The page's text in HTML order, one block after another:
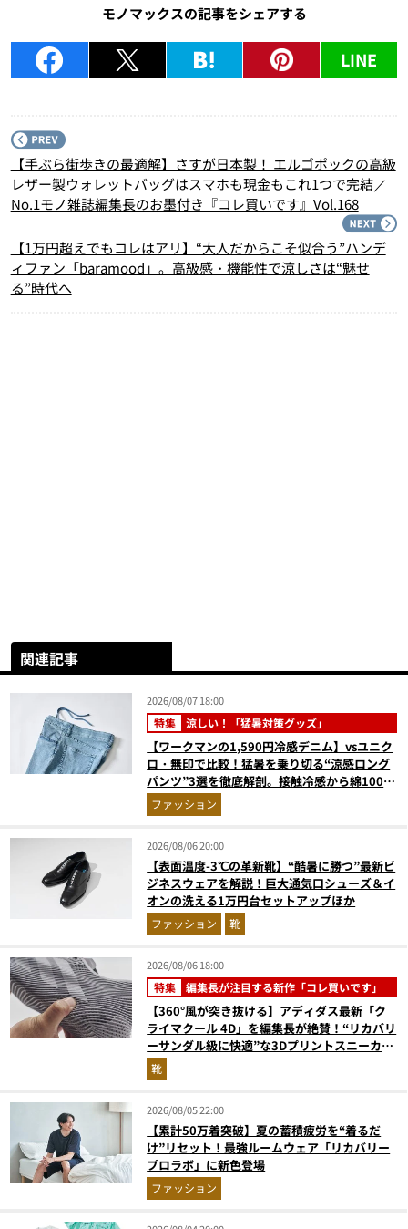
モノマックスの記事をシェアする
LINE
【手ぶら街歩きの最適解】さすが日本製！ エルゴポックの高級
レザー製ウォレットバッグはスマホも現金もこれ1つで完結／
No.1モノ雑誌編集長のお墨付き『コレ買いです』Vol.168
【1万円超えでもコレはアリ】“大人だからこそ似合う”ハンデ
ィファン「baramood」。高級感・機能性で涼しさは“魅せ
る”時代へ
関連記事
2026/08/07 18:00
特集 涼しい！「猛暑対策グッズ」
【ワークマンの1,590円冷感デニム】vsユニク
ロ・無印で比較！猛暑を乗り切る“涼感ロング
パンツ”3選を徹底解剖。接触冷感から綿100%
まで決定版
ファッション
2026/08/06 20:00
【表面温度-3℃の革新靴】“酷暑に勝つ”最新ビ
ジネスウェアを解説！巨大通気口シューズ＆イ
オンの洗える1万円台セットアップほか
ファッション 靴
2026/08/06 18:00
特集 編集長が注目する新作「コレ買いです」
【360°風が突き抜ける】アディダス最新「ク
ライマクール 4D」を編集長が絶賛！“リカバリ
ーサンダル級に快適”な3Dプリントスニーカー
『コレ買いです』Vol.173
靴
2026/08/05 22:00
【累計50万着突破】夏の蓄積疲労を“着るだ
け”リセット！最強ルームウェア「リカバリー
プロラボ」に新色登場
ファッション